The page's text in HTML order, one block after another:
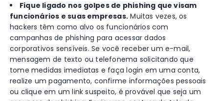
Fique ligado nos golpes de phishing que visam
funcionários e suas empresas. Muitas vezes, os
hackers têm como alvo os funcionários com
campanhas de phishing para acessar dados
corporativos sensíveis. Se você receber um e-mail,
mensagem de texto ou telefonema solicitando que
tome medidas imediatas e faça login em uma conta,
realize um pagamento, confirme informações pessoais
ou clique em um link suspeito, é provável que seja um